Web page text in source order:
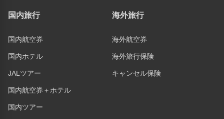
国内旅行
国内航空券
国内ホテル
JALツアー
国内航空券＋ホテル
国内ツアー
海外旅行
海外航空券
海外旅行保険
キャンセル保険